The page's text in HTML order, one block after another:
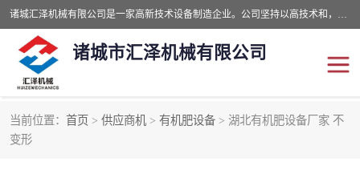
诸城汇泽机械有限公司是一家高新技术设备制造企业。公司坚持以高技术和，高服务于用户，以的环保机械制造设备赢的用户的信赖。现在主要生产死亡畜禽无害化处理和立式和卧式有机肥设备，搅拌机，烘干机，高温发酵机等。污水处理设备，固液分离机。气浮机，化制机等。公司秉承品质，用户至上，科技创新的经营理。
诸城市汇泽机械有限公司
当前位置： 首页 > 供应商机 > 有机肥设备 > 湖北有机肥设备厂家 不
变形发酵设备